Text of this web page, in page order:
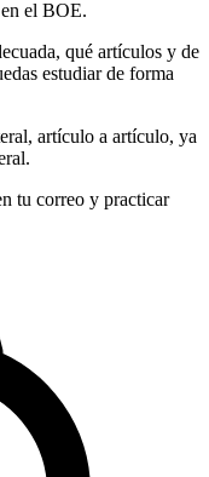
el BOE.
qué artículos y de
estudiar de forma
artículo a artículo, ya
tu correo y practicar